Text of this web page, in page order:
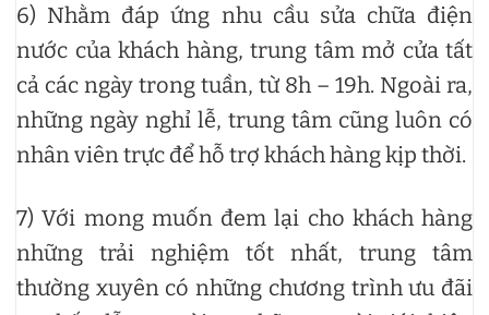
6) Nhằm đáp ứng nhu cầu sửa chữa điện
nước của khách hàng, trung tâm mở cửa tất
cả các ngày trong tuần, từ 8h – 19h. Ngoài ra,
những ngày nghỉ lễ, trung tâm cũng luôn có
nhân viên trực để hỗ trợ khách hàng kịp thời.
7) Với mong muốn đem lại cho khách hàng
những trải nghiệm tốt nhất, trung tâm
thường xuyên có những chương trình ưu đãi